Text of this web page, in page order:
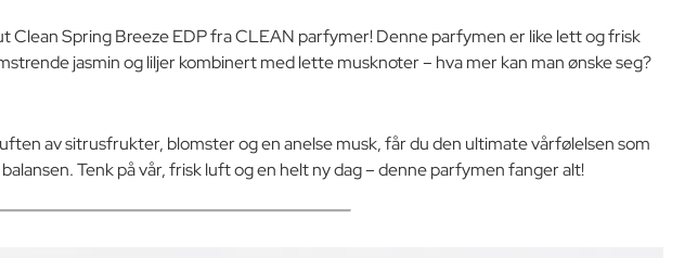
Spring Breeze EDP fra CLEAN parfymer! Denne parfymen er like lett og frisk
jasmin og liljer kombinert med lette musknoter – hva mer kan man ønske seg?
av sitrusfrukter, blomster og en anelse musk, får du den ultimate vårfølelsen som
Tenk på vår, frisk luft og en helt ny dag – denne parfymen fanger alt!